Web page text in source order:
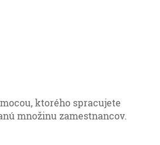
ktorého spracujete
množinu zamestnancov.